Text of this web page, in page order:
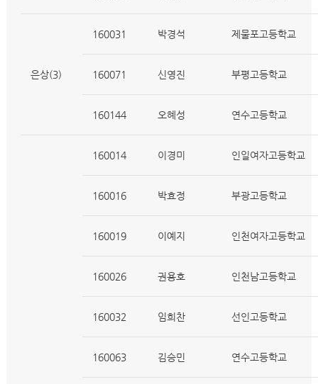
은상(3)
160031 박경석 제물포고등학교
160071 신영진 부평고등학교
160144 오혜성 연수고등학교
160014 이경미 인일여자고등학교
160016 박효정 부광고등학교
160019 이예지 인천여자고등학교
160026 권용호 인천남고등학교
160032 임희찬 선인고등학교
160063 김승민 연수고등학교